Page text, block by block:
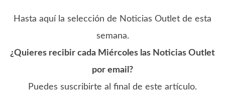
Hasta aquí la selección de Noticias Outlet de esta
semana.
¿Quieres recibir cada Miércoles las Noticias Outlet
por email?
Puedes suscribirte al final de este artículo.